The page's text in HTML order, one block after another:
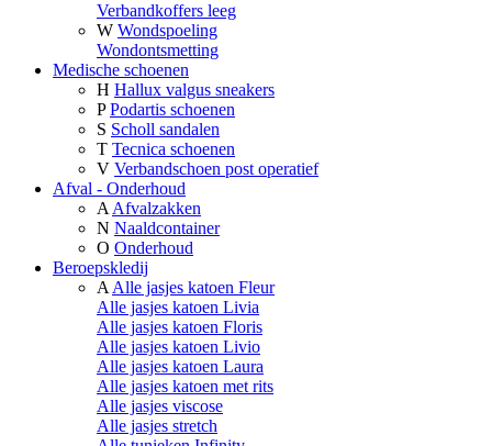
Verbandkoffers leeg
W Wondspoeling
Wondontsmetting
Medische schoenen
H Hallux valgus sneakers
P Podartis schoenen
S Scholl sandalen
T Tecnica schoenen
V Verbandschoen post operatief
Afval - Onderhoud
A Afvalzakken
N Naaldcontainer
O Onderhoud
Beroepskledij
A Alle jasjes katoen Fleur
Alle jasjes katoen Livia
Alle jasjes katoen Floris
Alle jasjes katoen Livio
Alle jasjes katoen Laura
Alle jasjes katoen met rits
Alle jasjes viscose
Alle jasjes stretch